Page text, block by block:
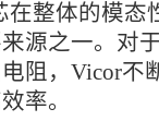
在整体的模态
源之一。对
阻，Vicor不
率。